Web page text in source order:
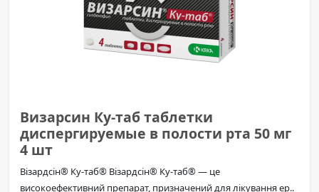
Визарсин Ку-таб таблетки
диспергируемые в полости рта 50 мг
4 шт
Візардсін® Ку-таб® Візардсін® Ку-таб® — це
високоефективний препарат, призначений для лікування ер..